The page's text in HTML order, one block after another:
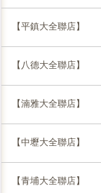
【平鎮大全聯店】
【八德大全聯店】
【湳雅大全聯店】
【中壢大全聯店】
【青埔大全聯店】